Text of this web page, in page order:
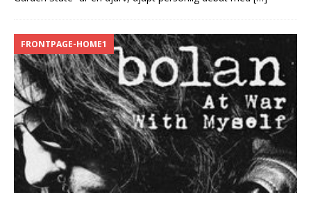
FRONTPAGE-HOME1